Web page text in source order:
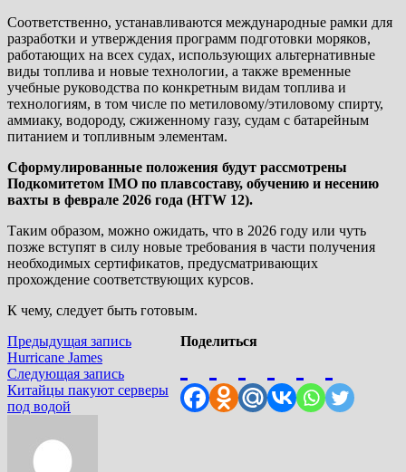
Соответственно, устанавливаются международные рамки для
разработки и утверждения программ подготовки моряков,
работающих на всех судах, использующих альтернативные
виды топлива и новые технологии, а также временные
учебные руководства по конкретным видам топлива и
технологиям, в том числе по метиловому/этиловому спирту,
аммиаку, водороду, сжиженному газу, судам с батарейным
питанием и топливным элементам.
Сформулированные положения будут рассмотрены
Подкомитетом IMO по плавсоставу, обучению и несению
вахты в феврале 2026 года (HTW 12).
Таким образом, можно ожидать, что в 2026 году или чуть
позже вступят в силу новые требования в части получения
необходимых сертификатов, предусматривающих
прохождение соответствующих курсов.
К чему, следует быть готовым.
Поделиться
Навигация
по
записям
Предыдущая записьПредыдущая
Hurricane James
Следующая записьСледующая
запись:
Китайцы пакуют серверы
под водой